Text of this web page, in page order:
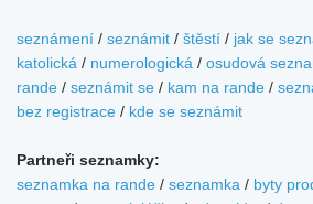
seznámení / seznámit / štěstí / jak se
katolická / numerologická / osudová
rande / seznámit se / kam na rande /
bez registrace / kde se seznámit
Partneři seznamky:
seznamka na rande / seznamka / byty